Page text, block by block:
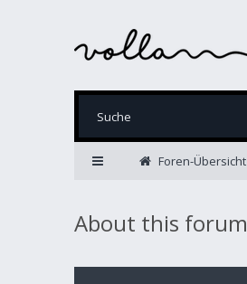
Foren-Übersicht
About this forum